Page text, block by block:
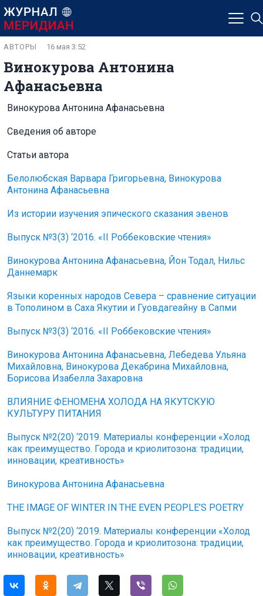
Винокурова Антонина
Афанасьевна
АВТОРЫ 16 мая 3:52
Винокурова Антонина Афанасьевна
Сведения об авторе
Статьи автора
Белолюбская Варвара Григорьевна, Винокурова
Антонина Афанасьевна
Из истории изучения эпического сказания эвенов
Выпуск №3(3) ‘2016. «II Роббековские чтения»
Винокурова Антонина Афанасьевна, Йон Тодал, Нильс
Даннемарк
Языки коренных народов Севера – сравнение ситуации
в Тополином в Саха Якутии и Гуовдагеайну в Сапми
Выпуск №3(3) ‘2016. «II Роббековские чтения»
Винокурова Антонина Афанасьевна, Лебедева Ульяна
Михайловна, Винокурова Декабрина Михайловна,
Борисова Изабелла Захаровна
ВЛИЯНИЕ ФЕНОМЕНА ХОЛОДА НА ЯКУТСКУЮ
КУЛЬТУРУ ПИТАНИЯ
Выпуск №2(20) ‘2019. Материалы конференции «Холод
как преимущество. Города и криолитозона: традиции,
инновации, креативность»
Винокурова Антонина Афанасьевна
THE IMAGE OF WINTER IN THE EVEN PEOPLE’S POETRY
Выпуск №2(20) ‘2019. Материалы конференции «Холод
как преимущество. Города и криолитозона: традиции,
инновации, креативность»